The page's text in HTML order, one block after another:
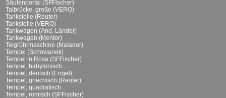
Säulenportal (SFFischer)
Talbrücke, große (VERO)
Tankstelle (Reuter)
Tankstelle (VERO)
Tankwagen (And. Länder)
Tankwagen (Mentor)
Teigrührmaschine (Matador)
Tempel (Schowanek)
Tempel in Rosa (SFFischer)
Tempel, babylonisch...
Tempel, deutsch (Engel)
Tempel, griechisch (Reuter)
Tempel, quadratisch...
Tempel, römisch (SFFischer)